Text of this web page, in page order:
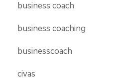
business coach
business coaching
businesscoach
civas